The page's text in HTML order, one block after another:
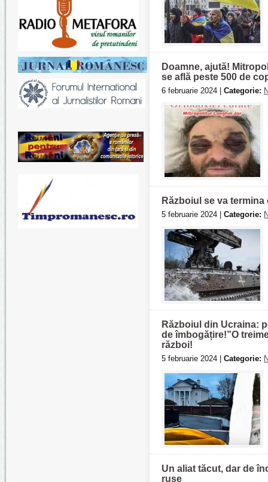
Doamne, ajută!
se află peste 500 de
6 februarie 2024 | Categorie:
Războiul se va
5 februarie 2024 | Categorie:
Războiul din Ucraina:
de îmbogățire!”O
război!
5 februarie 2024 | Categorie:
Un aliat tăcut, dar de
ruse